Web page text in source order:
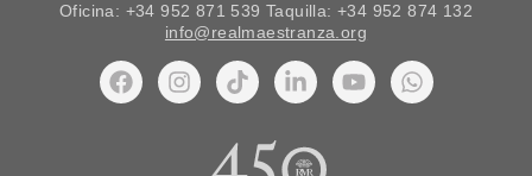
Oficina: +34 952 871 539 Taquilla: +34 952 874 132
info@realmaestranza.org